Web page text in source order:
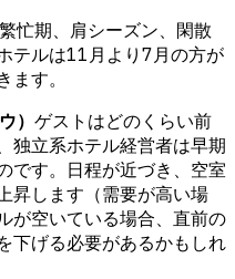
忙期、肩シーズン、閑散
テルは11月より7月の方が
す。
） ゲストはどのくらい前
独立系ホテル経営者は早期
です。日程が近づき、空室
昇します（需要が高い場
が空いている場合、直前の
下げる必要があるかもしれ